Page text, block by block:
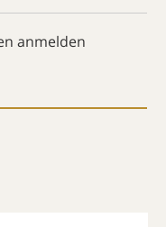
anmelden